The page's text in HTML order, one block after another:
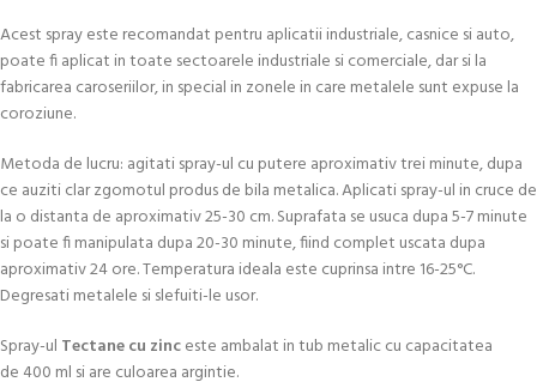
Acest spray este recomandat pentru aplicatii industriale, casnice si auto,
poate fi aplicat in toate sectoarele industriale si comerciale, dar si la
fabricarea caroseriilor, in special in zonele in care metalele sunt expuse la
coroziune.
Metoda de lucru: agitati spray-ul cu putere aproximativ trei minute, dupa
ce auziti clar zgomotul produs de bila metalica. Aplicati spray-ul in cruce de
la o distanta de aproximativ 25-30 cm. Suprafata se usuca dupa 5-7 minute
si poate fi manipulata dupa 20-30 minute, fiind complet uscata dupa
aproximativ 24 ore. Temperatura ideala este cuprinsa intre 16-25°C.
Degresati metalele si slefuiti-le usor.
Spray-ul Tectane cu zinceste ambalat in tub metalic cu capacitatea
de 400 ml si are culoarea argintie.